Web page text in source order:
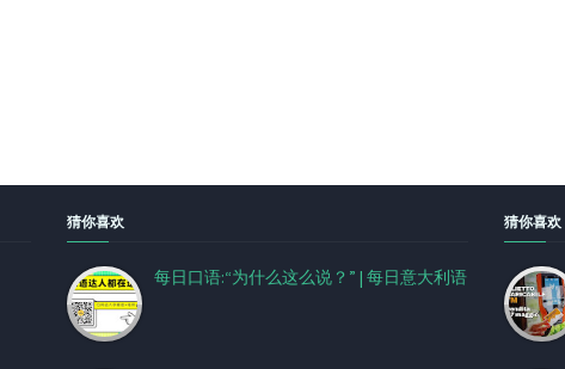
猜你喜欢
每日口语:“为什么这么说？” | 每日意大利语
猜你喜欢